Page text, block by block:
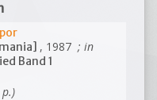
, 1987 ; in
Band 1